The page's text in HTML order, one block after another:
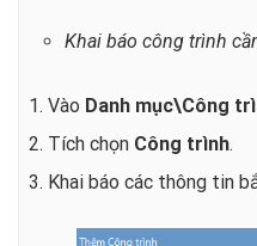
Khai báo công trình
1. Vào Danh mục\Công
2. Tích chọn Công trình.
3. Khai báo các thông tin